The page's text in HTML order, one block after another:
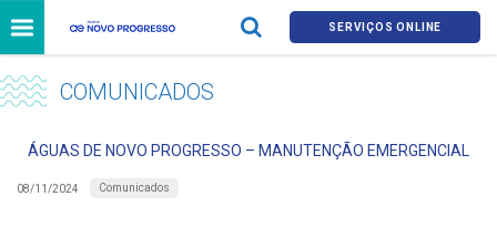
SERVIÇOS ONLINE
COMUNICADOS
ÁGUAS DE NOVO PROGRESSO – MANUTENÇÃO EMERGENCIAL
08/11/2024 Comunicados